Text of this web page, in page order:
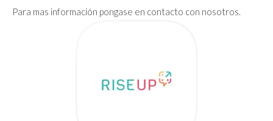
Para mas información pongase en contacto con nosotros.